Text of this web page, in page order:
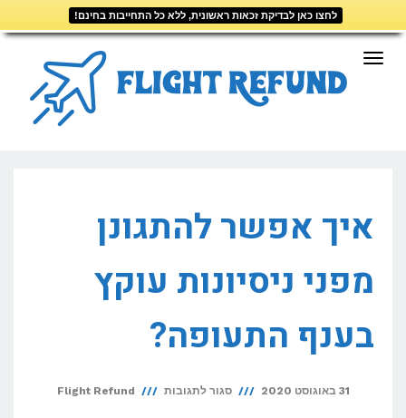
לחצו כאן לבדיקת זכאות ראשונית, ללא כל התחייבות בחינם!
לתוכן
תפריט
איך אפשר להתגונן
מפני ניסיונות עוקץ
בענף התעופה?
31 באוגוסט 2020 סגור לתגובות על Flight Refund